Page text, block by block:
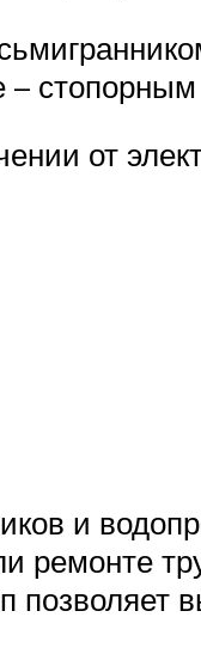
–
от
и
ремонте
позволяет